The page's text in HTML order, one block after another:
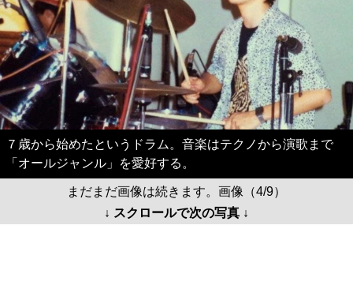
７歳から始めたというドラム。音楽はテクノから演歌まで
「オールジャンル」を愛好する。
まだまだ画像は続きます。画像（4/9）
↓ スクロールで次の写真 ↓